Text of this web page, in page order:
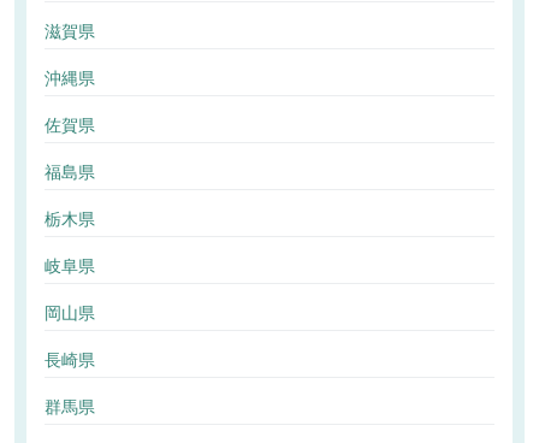
滋賀県
沖縄県
佐賀県
福島県
栃木県
岐阜県
岡山県
長崎県
群馬県